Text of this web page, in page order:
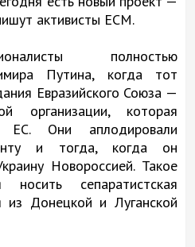
активисты ЕСМ.
полностью
Путина, когда тот
Евразийского Союза —
организации, которая
ЕС. Они аплодировали
и тогда, когда он
Новороссией. Такое
носить сепаратистская
из Донецкой и Луганской